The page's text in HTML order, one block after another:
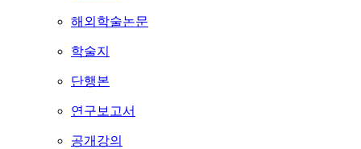
해외학술논문
학술지
단행본
연구보고서
공개강의